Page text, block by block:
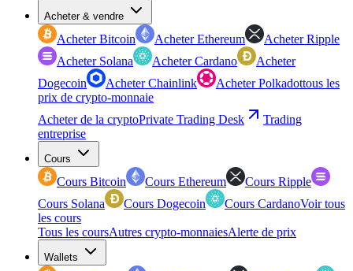
Acheter & vendre
Acheter Bitcoin Acheter Ethereum
Acheter Ripple
Acheter Solana
Acheter Cardano
Acheter
Dogecoin
Acheter Chainlink Acheter Polkadottous les
prix de crypto-monnaie
Acheter de la cryptoPrivate Trading Desk
Trading
entreprise
Cours
Cours Bitcoin Cours Ethereum
Cours Ripple
Cours Solana
Cours Dogecoin Cours CardanoVoir tous
les cours
Tous les coursAutres crypto-monnaiesAlerte de prix
Wallets